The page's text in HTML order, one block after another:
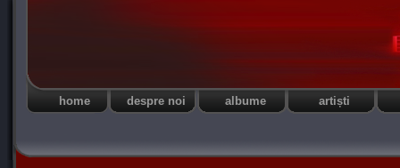
home despre noi albume artiști